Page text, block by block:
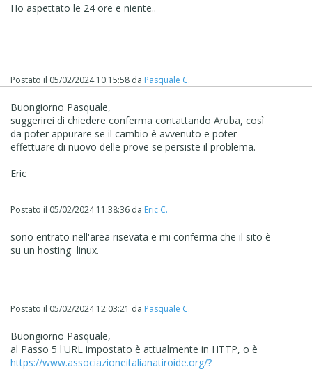
Ho aspettato le 24 ore e niente..
Postato il 05/02/2024 10:15:58 da Pasquale C.
Buongiorno Pasquale,
suggerirei di chiedere conferma contattando Aruba, così
da poter appurare se il cambio è avvenuto e poter
effettuare di nuovo delle prove se persiste il problema.
Eric
Postato il 05/02/2024 11:38:36 da Eric C.
sono entrato nell'area risevata e mi conferma che il sito è
su un hosting linux.
Postato il 05/02/2024 12:03:21 da Pasquale C.
Buongiorno Pasquale,
al Passo 5 l'URL impostato è attualmente in HTTP, o è
https://www.associazioneitalianatiroide.org/?